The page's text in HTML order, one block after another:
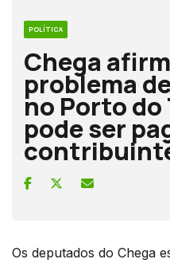
POLÍTICA
Chega
problema
no Porto do
pode ser
Os deputados do Chega